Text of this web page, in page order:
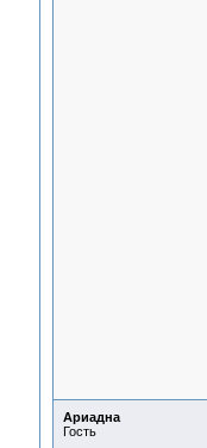
Ариадна
Гость